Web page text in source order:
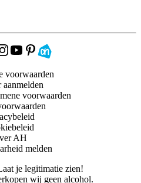
voorwaarden
aanmelden
voorwaarden
AH
melden
je legitimatie zien!
wij geen alcohol.